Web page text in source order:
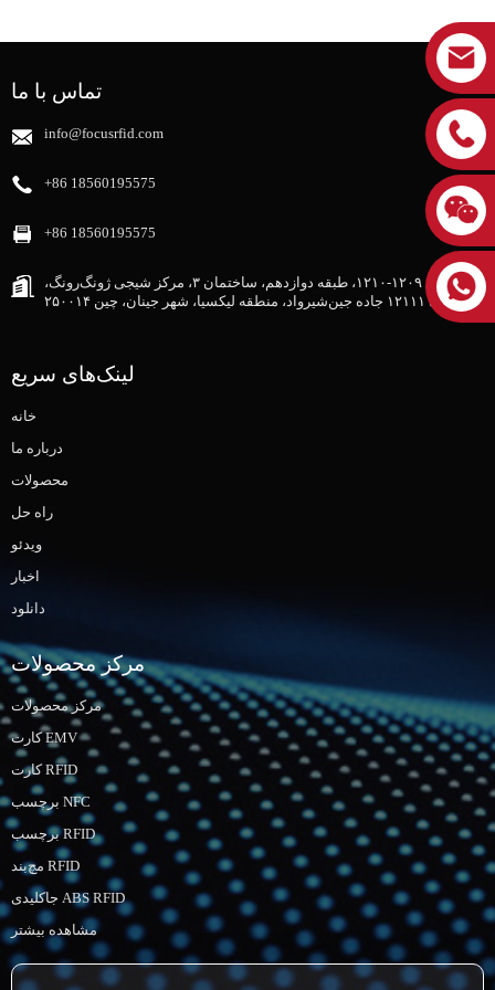
تماس با ما
info@focusrfid.com
‎+86 18560195575‎
‎+86 18560195575‎
اتاق ۱۲۰۹-۱۲۱۰، طبقه دوازدهم، ساختمان ۳، مرکز شیجی ژونگ‌رونگ،
شماره ۱۲۱۱۱ جاده جین‌شیرواد، منطقه لیکسیا، شهر جینان، چین ۲۵۰۰۱۴
لینک‌های سریع
خانه
درباره ما
محصولات
راه حل
ویدئو
اخبار
دانلود
مرکز محصولات
مرکز محصولات
کارت EMV
کارت RFID
برچسب NFC
برچسب RFID
مچ‌بند RFID
جاکلیدی ABS RFID
مشاهده بیشتر